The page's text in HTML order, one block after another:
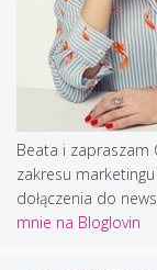
Beata i zapraszam
zakresu
dołączenia do
mnie na Bloglovin